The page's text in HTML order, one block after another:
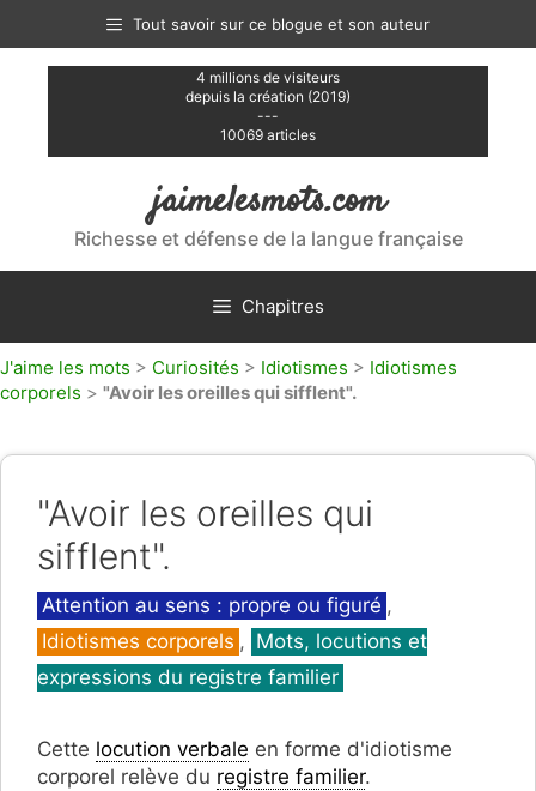
contenu
Tout savoir sur ce blogue et son auteur
4 millions de visiteurs
depuis la création (2019)
---
10069 articles
jaimelesmots.com
Richesse et défense de la langue française
Chapitres
J'aime les mots > Curiosités > Idiotismes > Idiotismes
corporels > "Avoir les oreilles qui sifflent".
"Avoir les oreilles qui
sifflent".
Catégories
Attention au sens : propre ou figuré ,
Idiotismes corporels , Mots, locutions et
expressions du registre familier
Cette locution verbale en forme d'idiotisme
corporel relève du registre familier.